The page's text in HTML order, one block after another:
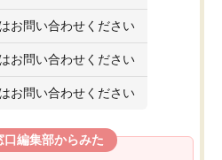
お問い合わせください
お問い合わせください
お問い合わせください
口編集部からみた